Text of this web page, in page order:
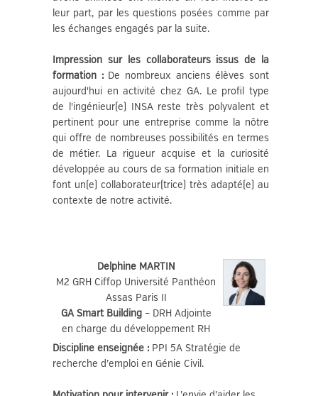
leur part, par les questions posées comme par
les échanges engagés par la suite.
Impression sur les collaborateurs issus de la
formation :De nombreux anciens élèves sont
aujourd'hui en activité chez GA. Le profil type
de l'ingénieur(e) INSA reste très polyvalent et
pertinent pour une entreprise comme la nôtre
qui offre de nombreuses possibilités en termes
de métier. La rigueur acquise et la curiosité
développée au cours de sa formation initiale en
font un(e) collaborateur(trice) très adapté(e) au
contexte de notre activité.
Delphine MARTIN
M2 GRH Ciffop Université Panthéon
Assas Paris II
GA Smart Building– DRH Adjointe
en charge du développement RH
Discipline enseignée : PPI 5A Stratégie de
recherche d’emploi en Génie Civil.